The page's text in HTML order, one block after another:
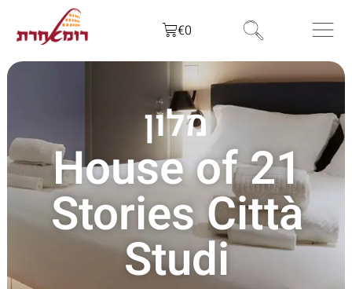
€0
מלון
21 House of
Stories Città
Studi